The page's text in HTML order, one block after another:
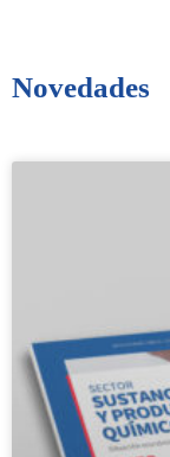
Novedades